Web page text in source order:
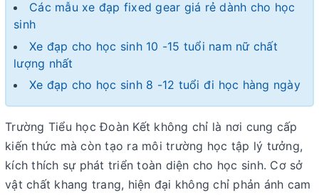
Các mẫu xe đạp fixed gear giá rẻ dành cho học
sinh
Xe đạp cho học sinh 10 -15 tuổi nam nữ chất
lượng nhất
Xe đạp cho học sinh 8 -12 tuổi đi học hàng ngày
Trường Tiểu học Đoàn Kết không chỉ là nơi cung cấp
kiến thức mà còn tạo ra môi trường học tập lý tưởng,
kích thích sự phát triển toàn diện cho học sinh. Cơ sở
vật chất khang trang, hiện đại không chỉ phản ánh cam